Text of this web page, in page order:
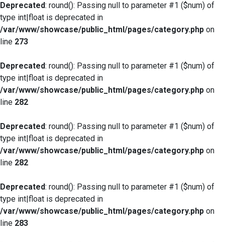
Deprecated: round(): Passing null to parameter #1 ($num) of
type int|float is deprecated in
/var/www/showcase/public_html/pages/category.php on
line 273
Deprecated: round(): Passing null to parameter #1 ($num) of
type int|float is deprecated in
/var/www/showcase/public_html/pages/category.php on
line 282
Deprecated: round(): Passing null to parameter #1 ($num) of
type int|float is deprecated in
/var/www/showcase/public_html/pages/category.php on
line 282
Deprecated: round(): Passing null to parameter #1 ($num) of
type int|float is deprecated in
/var/www/showcase/public_html/pages/category.php on
line 283